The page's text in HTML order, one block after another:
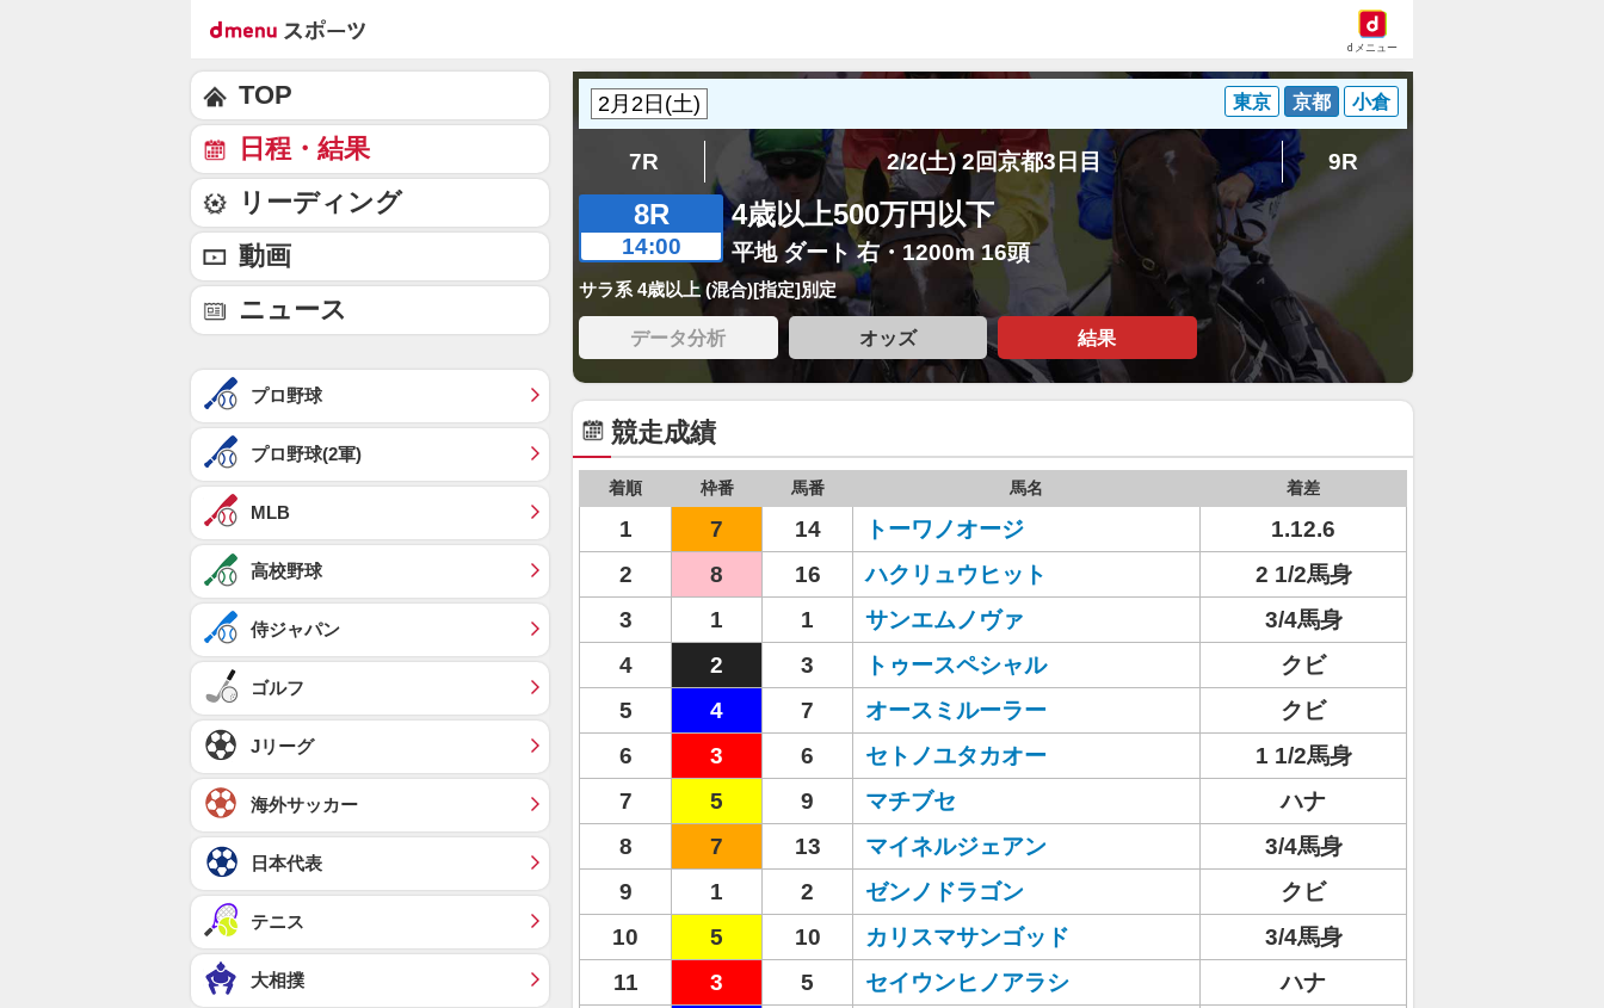
dメニュー
東京 京都 小倉
7R 2/2(土) 2回京都3日目 9R
8R
14:00
4歳以上500万円以下
平地 ダート 右・1200m 16頭
サラ系 4歳以上 (混合)[指定]別定
データ分析 オッズ 結果
競走成績
着順 枠番 馬番 馬名 着差
1 7 14 トーワノオージ
1.12.6
2
8 16 ハクリュウヒット
2 1/2馬身
3
1 1 サンエムノヴァ
3/4馬身
4
2 3 トゥースペシャル
クビ
5
4 7 オースミルーラー
クビ
6
3 6 セトノユタカオー
1 1/2馬身
7
5 9 マチブセ
ハナ
8
7 13 マイネルジェアン
3/4馬身
9
1 2 ゼンノドラゴン
クビ
10
5 10 カリスマサンゴッド
3/4馬身
11
3 5 セイウンヒノアラシ
ハナ
TOP
日程・結果
リーディング
動画
ニュース
プロ野球
プロ野球(2軍)
MLB
高校野球
侍ジャパン
ゴルフ
Jリーグ
海外サッカー
日本代表
テニス
大相撲